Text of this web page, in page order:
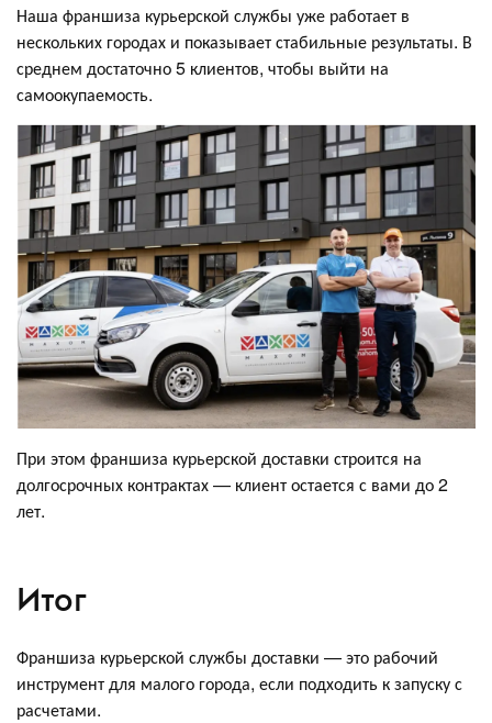
Наша франшиза курьерской службы уже работает в
нескольких городах и показывает стабильные результаты. В
среднем достаточно 5 клиентов, чтобы выйти на
самоокупаемость.
При этом франшиза курьерской доставки строится на
долгосрочных контрактах — клиент остается с вами до 2
лет.
Итог
Франшиза курьерской службы доставки — это рабочий
инструмент для малого города, если подходить к запуску с
расчетами.